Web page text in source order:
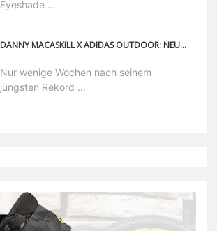
Eyeshade ...
DANNY MACASKILL X ADIDAS OUTDOOR: NEUE PARTNERSCHAFT MIT VIDEO GEFEIERT
Nur wenige Wochen nach seinem
jüngsten Rekord ...